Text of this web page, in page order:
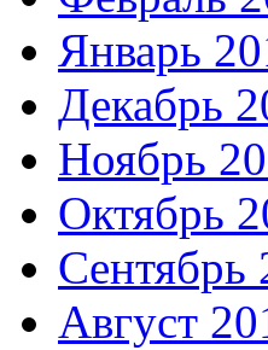
Январь
Декабрь
Ноябрь
Октябрь
Сентябрь
Август